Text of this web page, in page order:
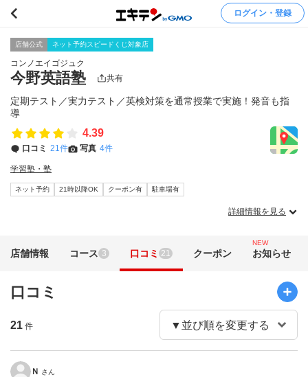
ログイン・登録
店舗公式 ネット予約スピードくじ対象店
コンノエイゴジュク
今野英語塾 共有
定期テスト／実力テスト／英検対策を通常授業で実施！発音も指
導
4.39
口コミ 21件 写真 4件
学習塾・塾
ネット予約 21時以降OK クーポン有 駐車場有
詳細情報を見る
店舗情報 コース 3 口コミ 21 クーポン
NEW
お知らせ
口コミ
21 件
Ｎ さん